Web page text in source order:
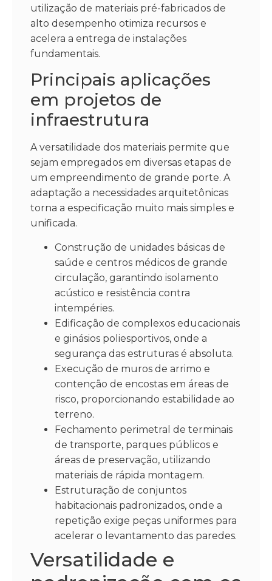
utilização de materiais pré-fabricados de
alto desempenho otimiza recursos e
acelera a entrega de instalações
fundamentais.
Principais aplicações
em projetos de
infraestrutura
A versatilidade dos materiais permite que
sejam empregados em diversas etapas de
um empreendimento de grande porte. A
adaptação a necessidades arquitetônicas
torna a especificação muito mais simples e
unificada.
Construção de unidades básicas de
saúde e centros médicos de grande
circulação, garantindo isolamento
acústico e resistência contra
intempéries.
Edificação de complexos educacionais
e ginásios poliesportivos, onde a
segurança das estruturas é absoluta.
Execução de muros de arrimo e
contenção de encostas em áreas de
risco, proporcionando estabilidade ao
terreno.
Fechamento perimetral de terminais
de transporte, parques públicos e
áreas de preservação, utilizando
materiais de rápida montagem.
Estruturação de conjuntos
habitacionais padronizados, onde a
repetição exige peças uniformes para
acelerar o levantamento das paredes.
Versatilidade e